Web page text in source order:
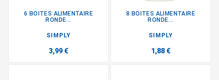
6 BOITES ALIMENTAIRE
RONDE...
SIMPLY
3,99 €
8 BOITES ALIMENTAIRE
RONDE...
SIMPLY
1,88 €